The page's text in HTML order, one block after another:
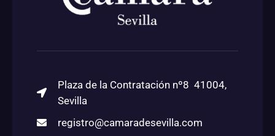
Plaza de la Contratación nº8 41004,
Sevilla
registro@camaradesevilla.com